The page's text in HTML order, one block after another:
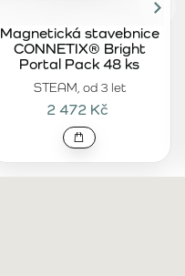
STEAM, od 3 let
Magnetická stavebnice
CONNETIX® Bright
Portal Pack 48 ks
2 472 Kč